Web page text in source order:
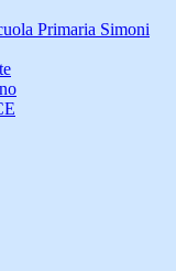
Primaria Simoni